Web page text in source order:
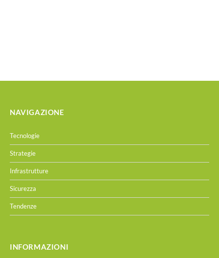
NAVIGAZIONE
Tecnologie
Strategie
Infrastrutture
Sicurezza
Tendenze
INFORMAZIONI